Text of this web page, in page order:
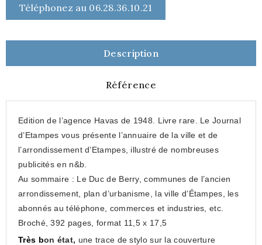
Téléphonez au 06.28.36.10.21
Description
Référence
Edition de l’agence Havas de 1948. Livre rare. Le Journal
d’Etampes vous présente l’annuaire de la ville et de
l’arrondissement d’Etampes, illustré de nombreuses
publicités en n&b.
Au sommaire : Le Duc de Berry, communes de l’ancien
arrondissement, plan d’urbanisme, la ville d’Étampes, les
abonnés au téléphone, commerces et industries, etc.
Broché, 392 pages, format 11,5 x 17,5
Très bon état, une trace de stylosur la couverture